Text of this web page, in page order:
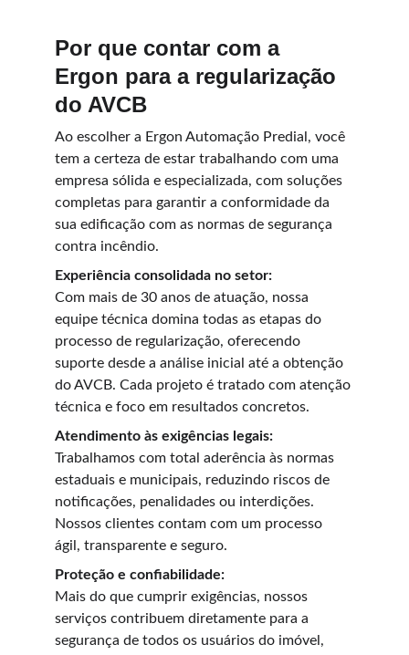
Por que contar com a
Ergon para a regularização
do AVCB
Ao escolher a Ergon Automação Predial, você
tem a certeza de estar trabalhando com uma
empresa sólida e especializada, com soluções
completas para garantir a conformidade da
sua edificação com as normas de segurança
contra incêndio.
Experiência consolidada no setor:
Com mais de 30 anos de atuação, nossa
equipe técnica domina todas as etapas do
processo de regularização, oferecendo
suporte desde a análise inicial até a obtenção
do AVCB. Cada projeto é tratado com atenção
técnica e foco em resultados concretos.
Atendimento às exigências legais:
Trabalhamos com total aderência às normas
estaduais e municipais, reduzindo riscos de
notificações, penalidades ou interdições.
Nossos clientes contam com um processo
ágil, transparente e seguro.
Proteção e confiabilidade:
Mais do que cumprir exigências, nossos
serviços contribuem diretamente para a
segurança de todos os usuários do imóvel,